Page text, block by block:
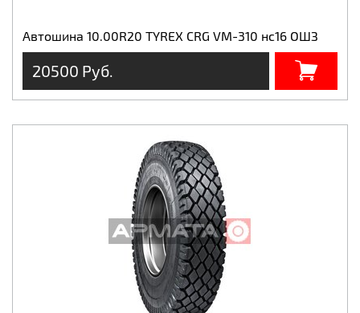
Автошина 10.00R20 TYREX CRG VM-310 нс16 ОШЗ
20500 Руб.